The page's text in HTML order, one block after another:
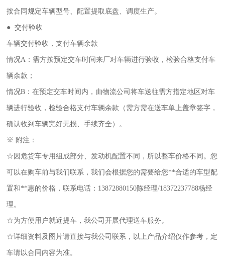
按合同规定车辆型号、配置提取底盘、调度生产。
● 交付验收
车辆交付验收，支付车辆余款
情况A：需方按预定交车时间来厂对车辆进行验收，检验合格支付车
辆余款；
情况B：在预定交车时间内，由物流公司将车送往需方指定地区对车
辆进行验收，检验合格支付车辆余款（需方需在送车单上盖章签字，
确认收到车辆完好无损、手续齐全）。
※ 附注：
☆ 因危货车专用组成部分、发动机配置不同，所以整车价格不同。您
可以在购车前与我们联系，我们会根据您的需要给您**合适的车型配
置和**惠的价格，联系电话：13872880150陈经理/18372237788杨经
理。
☆为方便用户就近提车，我公司开展代理送车服务。
☆详细资料及图片请直接与我公司联系，以上产品介绍仅作参考，定
车请以合同内容为准。